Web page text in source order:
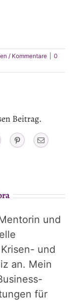
/ Kommentare
0
Beitrag.
Tumblr PinterestEmail
und
und
an. Mein
für